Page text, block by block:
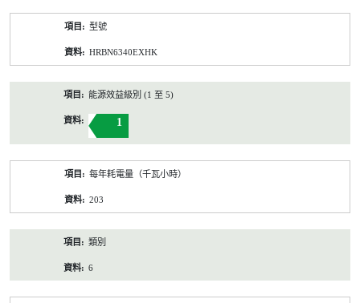
型號
HRBN6340EXHK
能源效益級別 (1 至 5)
1
每年耗電量（千瓦小時）
203
類別
6